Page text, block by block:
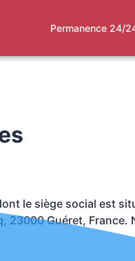
Permanence 24/
le siège social est
Guéret, France.